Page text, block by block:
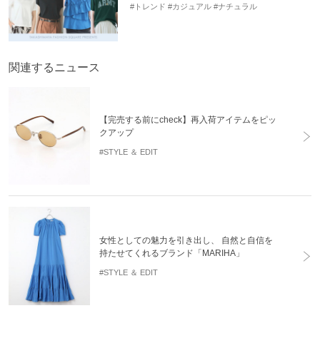
#トレンド #カジュアル #ナチュラル
関連するニュース
【完売する前にcheck】再入荷アイテムをピッ
クアップ
#STYLE ＆ EDIT
女性としての魅力を引き出し、 自然と自信を
持たせてくれるブランド「MARIHA」
#STYLE ＆ EDIT